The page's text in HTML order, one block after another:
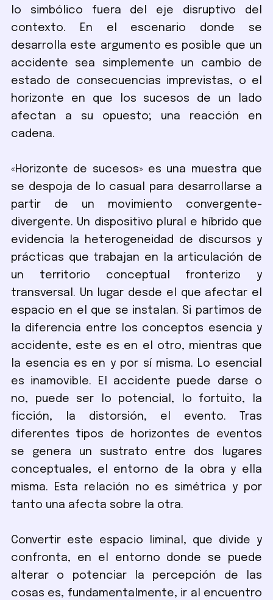
lo simbólico fuera del eje disruptivo del
contexto. En el escenario donde se
desarrolla este argumento es posible que un
accidente sea simplemente un cambio de
estado de consecuencias imprevistas, o el
horizonte en que los sucesos de un lado
afectan a su opuesto; una reacción en
cadena.
«Horizonte de sucesos» es una muestra que
se despoja de lo casual para desarrollarse a
partir de un movimiento convergente-
divergente. Un dispositivo plural e híbrido que
evidencia la heterogeneidad de discursos y
prácticas que trabajan en la articulación de
un territorio conceptual fronterizo y
transversal. Un lugar desde el que afectar el
espacio en el que se instalan. Si partimos de
la diferencia entre los conceptos esencia y
accidente, este es en el otro, mientras que
la esencia es en y por sí misma. Lo esencial
es inamovible. El accidente puede darse o
no, puede ser lo potencial, lo fortuito, la
ficción, la distorsión, el evento. Tras
diferentes tipos de horizontes de eventos
se genera un sustrato entre dos lugares
conceptuales, el entorno de la obra y ella
misma. Esta relación no es simétrica y por
tanto una afecta sobre la otra.
Convertir este espacio liminal, que divide y
confronta, en el entorno donde se puede
alterar o potenciar la percepción de las
cosas es, fundamentalmente, ir al encuentro